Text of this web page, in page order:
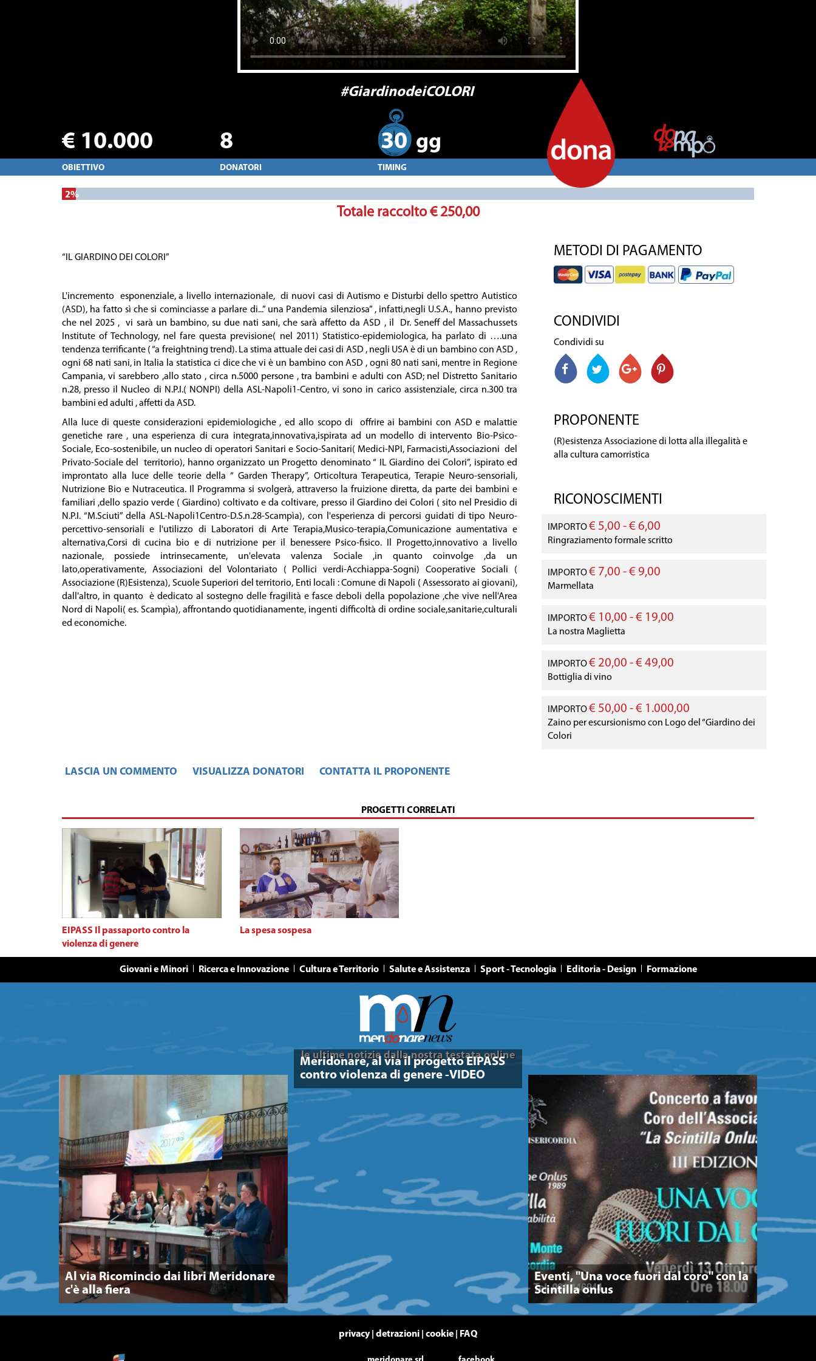
#GiardinodeiCOLORI
€ 10.000
OBIETTIVO
8
DONATORI
30 gg
TIMING
2%
Totale raccolto€ 250,00
“IL GIARDINO DEI COLORI”
L'incremento esponenziale, a livello internazionale, di nuovi casi di Autismo e Disturbi dello spettro Autistico
(ASD), ha fatto sì che si cominciasse a parlare di...” una Pandemia silenziosa” , infatti,negli U.S.A., hanno previsto
che nel 2025 , vi sarà un bambino, su due nati sani, che sarà affetto da ASD , il Dr. Seneff del Massachussets
Institute of Technology, nel fare questa previsione( nel 2011) Statistico-epidemiologica, ha parlato di ….una
tendenza terrificante ( “a freightning trend). La stima attuale dei casi di ASD , negli USA è di un bambino con ASD ,
ogni 68 nati sani, in Italia la statistica ci dice che vi è un bambino con ASD , ogni 80 nati sani, mentre in Regione
Campania, vi sarebbero ,allo stato , circa n.5000 persone , tra bambini e adulti con ASD; nel Distretto Sanitario
n.28, presso il Nucleo di N.P.I.( NONPI) della ASL-Napoli1-Centro, vi sono in carico assistenziale, circa n.300 tra
bambini ed adulti , affetti da ASD.
Alla luce di queste considerazioni epidemiologiche , ed allo scopo di offrire ai bambini con ASD e malattie
genetiche rare , una esperienza di cura integrata,innovativa,ispirata ad un modello di intervento Bio-Psico-
Sociale, Eco-sostenibile, un nucleo di operatori Sanitari e Socio-Sanitari( Medici-NPI, Farmacisti,Associazioni del
Privato-Sociale del territorio), hanno organizzato un Progetto denominato “ IL Giardino dei Colori”, ispirato ed
improntato alla luce delle teorie della “ Garden Therapy”, Orticoltura Terapeutica, Terapie Neuro-sensoriali,
Nutrizione Bio e Nutraceutica. Il Programma si svolgerà, attraverso la fruizione diretta, da parte dei bambini e
familiari ,dello spazio verde ( Giardino) coltivato e da coltivare, presso il Giardino dei Colori ( sito nel Presidio di
N.P.I. “M.Sciuti” della ASL-Napoli1Centro-D.S.n.28-Scampìa), con l'esperienza di percorsi guidati di tipo Neuro-
percettivo-sensoriali e l'utilizzo di Laboratori di Arte Terapia,Musico-terapia,Comunicazione aumentativa e
alternativa,Corsi di cucina bio e di nutrizione per il benessere Psico-fisico. Il Progetto,innovativo a livello
nazionale, possiede intrinsecamente, un'elevata valenza Sociale ,in quanto coinvolge ,da un
lato,operativamente, Associazioni del Volontariato ( Pollici verdi-Acchiappa-Sogni) Cooperative Sociali (
Associazione (R)Esistenza), Scuole Superiori del territorio, Enti locali : Comune di Napoli ( Assessorato ai giovani),
dall'altro, in quanto è dedicato al sostegno delle fragilità e fasce deboli della popolazione ,che vive nell'Area
Nord di Napoli( es. Scampìa), affrontando quotidianamente, ingenti difficoltà di ordine sociale,sanitarie,culturali
ed economiche.
METODI DI PAGAMENTO
CONDIVIDI
Condividi su
PROPONENTE
(R)esistenza Associazione di lotta alla illegalità e
alla cultura camorristica
RICONOSCIMENTI
IMPORTO€ 5,00 - € 6,00
Ringraziamento formale scritto
IMPORTO€ 7,00 - € 9,00
Marmellata
IMPORTO€ 10,00 - € 19,00
La nostra Maglietta
IMPORTO€ 20,00 - € 49,00
Bottiglia di vino
IMPORTO€ 50,00 - € 1.000,00
Zaino per escursionismo con Logo del “Giardino dei
Colori
LASCIA UN COMMENTO VISUALIZZA DONATORI CONTATTA IL PROPONENTE
PROGETTI CORRELATI
EIPASS Il passaporto contro la
violenza di genere
La spesa sospesa
Giovani e Minori Ricerca e Innovazione Cultura e Territorio Salute e Assistenza Sport - Tecnologia Editoria - Design Formazione
le ultime notizie dalla nostra testata online
Al via Ricomincio dai libri Meridonare
c'è alla fiera
Meridonare, al via il progetto EIPASS
contro violenza di genere -VIDEO
Eventi, "Una voce fuori dal coro" con la
Scintilla onlus
privacy| detrazioni cookie FAQ